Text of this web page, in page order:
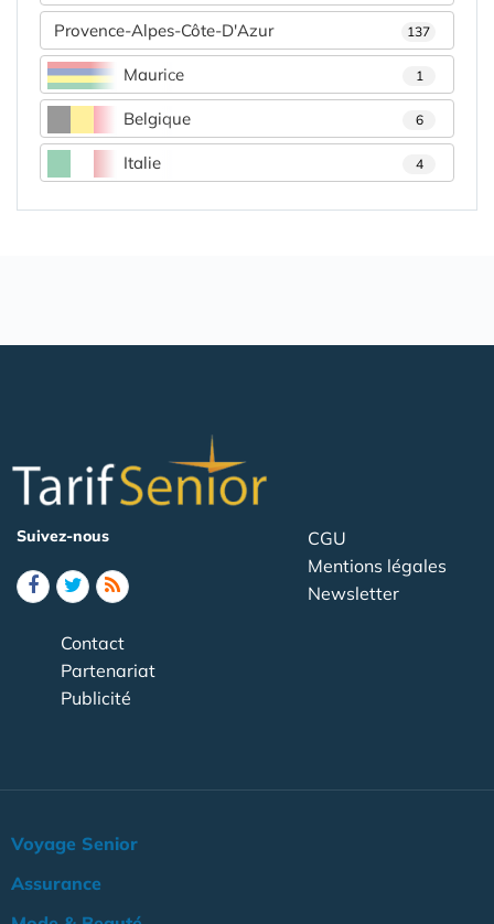
Provence-Alpes-Côte-D'Azur 137
Maurice 1
Belgique 6
Italie 4
Suivez-nous
CGU
Mentions légales
Newsletter
Contact
Partenariat
Publicité
Voyage Senior
Assurance